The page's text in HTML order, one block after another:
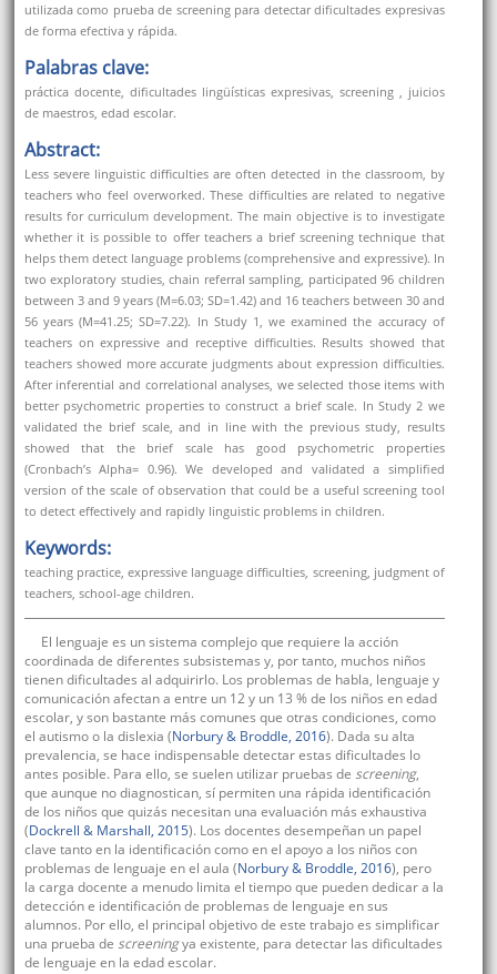
utilizada como prueba de screening para detectar dificultades expresivas
de forma efectiva y rápida.
Palabras clave:
práctica docente, dificultades lingüísticas expresivas, screening , juicios
de maestros, edad escolar.
Abstract:
Less severe linguistic difficulties are often detected in the classroom, by
teachers who feel overworked. These difficulties are related to negative
results for curriculum development. The main objective is to investigate
whether it is possible to offer teachers a brief screening technique that
helps them detect language problems (comprehensive and expressive). In
two exploratory studies, chain referral sampling, participated 96 children
between 3 and 9 years (M=6.03; SD=1.42) and 16 teachers between 30 and
56 years (M=41.25; SD=7.22). In Study 1, we examined the accuracy of
teachers on expressive and receptive difficulties. Results showed that
teachers showed more accurate judgments about expression difficulties.
After inferential and correlational analyses, we selected those items with
better psychometric properties to construct a brief scale. In Study 2 we
validated the brief scale, and in line with the previous study, results
showed that the brief scale has good psychometric properties
(Cronbach’s Alpha= 0.96). We developed and validated a simplified
version of the scale of observation that could be a useful screening tool
to detect effectively and rapidly linguistic problems in children.
Keywords:
teaching practice, expressive language difficulties, screening, judgment of
teachers, school-age children.
El lenguaje es un sistema complejo que requiere la acción
coordinada de diferentes subsistemas y, por tanto, muchos niños
tienen dificultades al adquirirlo. Los problemas de habla, lenguaje y
comunicación afectan a entre un 12 y un 13 % de los niños en edad
escolar, y son bastante más comunes que otras condiciones, como
el autismo o la dislexia (Norbury & Broddle, 2016). Dada su alta
prevalencia, se hace indispensable detectar estas dificultades lo
antes posible. Para ello, se suelen utilizar pruebas de screening,
que aunque no diagnostican, sí permiten una rápida identificación
de los niños que quizás necesitan una evaluación más exhaustiva
(Dockrell & Marshall, 2015). Los docentes desempeñan un papel
clave tanto en la identificación como en el apoyo a los niños con
problemas de lenguaje en el aula (Norbury & Broddle, 2016), pero
la carga docente a menudo limita el tiempo que pueden dedicar a la
detección e identificación de problemas de lenguaje en sus
alumnos. Por ello, el principal objetivo de este trabajo es simplificar
una prueba de screeningya existente, para detectar las dificultades
de lenguaje en la edad escolar.